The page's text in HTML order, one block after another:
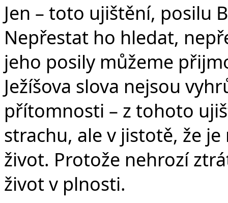
Jen – toto ujištění, posilu
Nepřestat ho hledat,
jeho posily můžeme
Ježíšova slova nejsou
přítomnosti – z tohoto
strachu, ale v jistotě, že
život. Protože nehrozí
život v plnosti.